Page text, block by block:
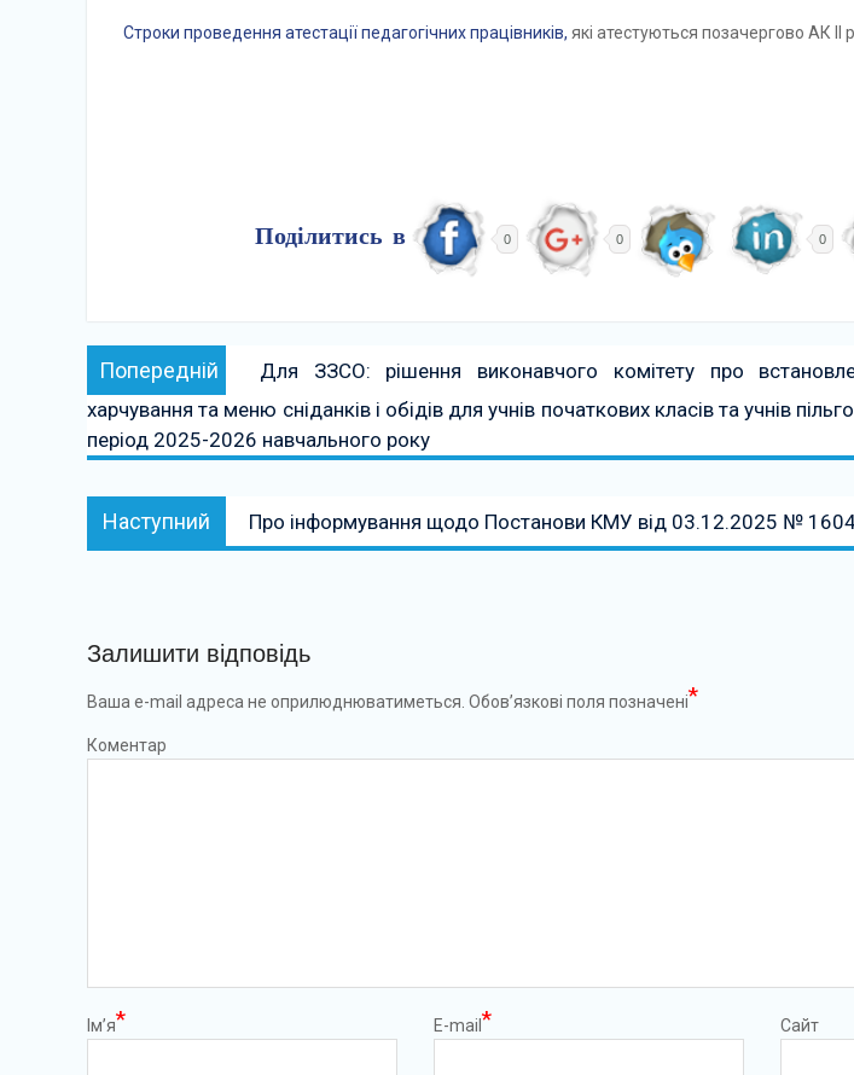
Строки проведення атестації педагогічних працівників, які атестуються позачергово АК
Поділитись в 0 0 0
Навігація
записів
Попередній Попередній:
Для ЗЗСО: рішення виконавчого комітету про
харчування та меню сніданків і обідів для учнів початкових класів та учнів
період 2025-2026 навчального року
Наступний Наступний:
Про інформування щодо Постанови КМУ від 03.12.2025 №
Залишити відповідь
Ваша e-mail адреса не оприлюднюватиметься. Обов’язкові поля позначені*
Коментар
Ім’я* E-mail * Сайт